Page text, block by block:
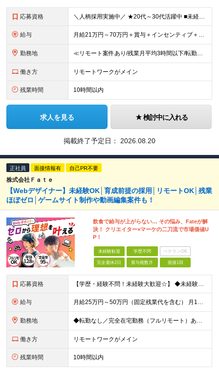
応募資格 ＼人柄採用実施中／ ★20代～30代活躍中 ■未経験OK ■学歴不問 ■第二新卒歓迎 ■ブランクOK 【こんな方、ぴったりです！】 □ コミュニケーションを大切にできる方 →チーム連携やクライアント
給与 月給21万円～70万円＋賞与＋インセンティブ＋各種手当 ◎インセンティブ 5万～90万円等の支給実績あり！ 貴方の頑張りをしっかり評価します。 【各種手当】 ■賞与年1回 ■昇給年1回（初年度は2
勤務地 ≪リモート案件あり/残業月平均3時間以下/転勤なし/駅から徒歩4分≫ 東京本社、または関東・関西のプロジェクト先 【本社】 東京都豊島区東池袋一丁目17番11号 パークハイツ池袋1105号 【大阪
働き方 リモートワークがメイン
残業時間 10時間以内
求人を見る 検討中に入れる
掲載終了予定日： 2026.08.20
正社員 面接情報有 自己PR不要
株式会社Ｆａｔｅ
【Webデザイナー】未経験OK│育成前提の採用│リモートOK│残業
ほぼゼロ│ゲームサイト制作や動画編集案件も！
飲食で給与が上がらない… その悩み、Fateが解
決！ クリエイター×マーケの二刀流で市場価値U
P！
未経験歓迎 学歴不問 ベテランOK
完全週休2日 賞与複数月 面接1回
応募資格 【学歴・経験不問！未経験大歓迎☆】 ◆未経験からWebデザイナーとして働いてみたい方 ◆第二新卒・ブランクのある方も大歓迎！ ※学歴・知識・経験は一切問いません！ 「意欲・人柄」重視の採用です！
給与 月給25万円～50万円（固定残業代を含む） 月1万7314円／10時間を支給いたします。 超過分は別途支給いたします。 >>研修期間中給与 月給22万円～50万円（固定残業代を含む） 月3082円/
勤務地 ◆転勤なし／完全在宅勤務（フルリモート）あり！ 東京・神奈川・埼玉・千葉の各プロジェクト先 ◎転勤はありません。 ◎プロジェクト先は希望を考慮して決定します。 ◎リモート・在宅が可能な案件もご用意
働き方 リモートワークがメイン
残業時間 10時間以内